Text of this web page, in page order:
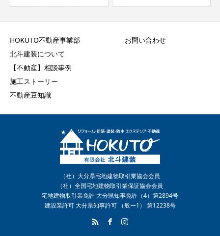
HOKUTO不動産事業部
北斗建装について
【不動産】相談事例
施工ストーリー
不動産豆知識
お問い合わせ
（社）大分県宅地建物取引業協会会員
（社）全国宅地建物取引業保証協会会員
宅地建物取引業免許 大分県知事免許（4）第2894号
建設業許可 大分県知事許可 （般ー1） 第12238号